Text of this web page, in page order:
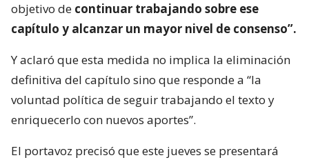
objetivo de continuar trabajando sobre ese
capítulo y alcanzar un mayor nivel de consenso”.
Y aclaró que esta medida no implica la eliminación
definitiva del capítulo sino que responde a “la
voluntad política de seguir trabajando el texto y
enriquecerlo con nuevos aportes”.
El portavoz precisó que este jueves se presentará